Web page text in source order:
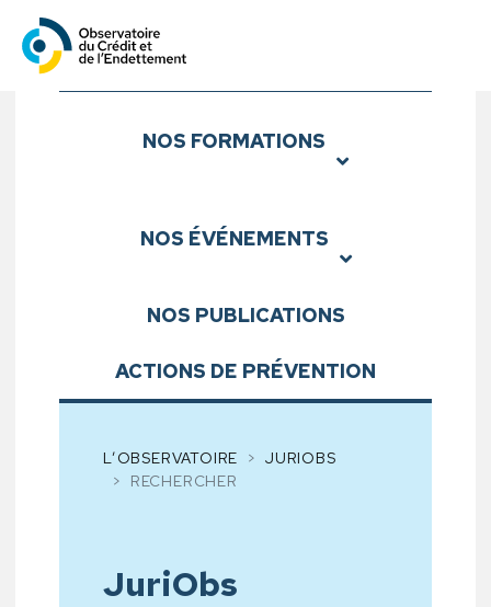
Observatoire du Crédit et
Sous-menu
NOS FORMATIONS
NOS ÉVÉNEMENTS
NOS PUBLICATIONS
ACTIONS DE PRÉVENTION
L’OBSERVATOIRE
JURIOBS
RECHERCHER
JuriObs